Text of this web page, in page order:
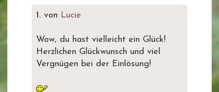
1. von Lucie
Wow, du hast vielleicht ein Glück!
Herzlichen Glückwunsch und viel
Vergnügen bei der Einlösung!